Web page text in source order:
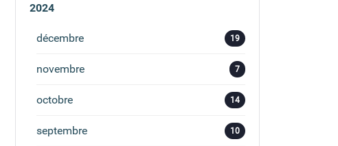
2024
décembre 19
novembre 7
octobre 14
septembre 10